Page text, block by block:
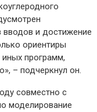
и достижение
ориентиры
иных программ,
– подчеркнул он.
совместно с
моделирование